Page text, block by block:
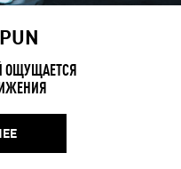
ОЩУЩАЕТСЯ